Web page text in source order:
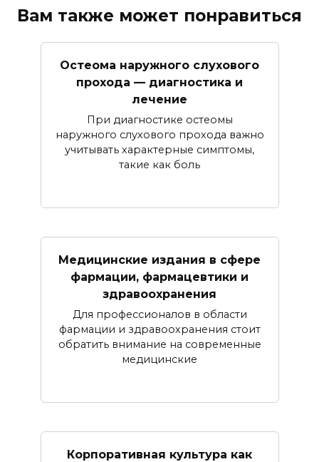
Вам также может понравиться
Остеома наружного слухового
прохода — диагностика и
лечение
При диагностике остеомы
наружного слухового прохода важно
учитывать характерные симптомы,
такие как боль
Медицинские издания в сфере
фармации, фармацевтики и
здравоохранения
Для профессионалов в области
фармации и здравоохранения стоит
обратить внимание на современные
медицинские
Корпоративная культура как